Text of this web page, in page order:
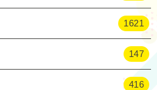
1621
147
416